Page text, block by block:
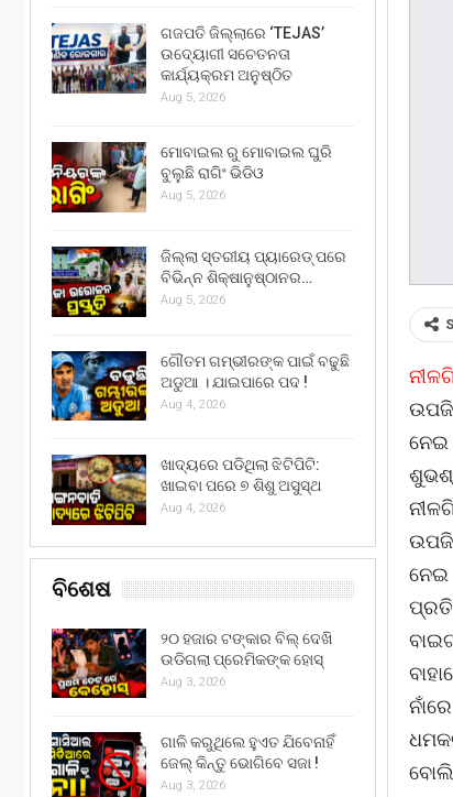
ନେଇ
ବୋଲି
ଗଜପତି ଜିଲ୍ଲାରେ ‘TEJAS’
ଉଦ୍ୟୋଗୀ ସଚେତନତା
କାର୍ଯ୍ୟକ୍ରମ ଅନୁଷ୍ଠିତ
Aug 5, 2026
ମୋବାଇଲ ରୁ ମୋବାଇଲ ଘୁରି
ବୁଲୁଛି ରାଗିଂ ଭିଡିଓ
Aug 5, 2026
ଜିଲ୍ଲା ସ୍ତରୀୟ ପ୍ୟାରେଡ୍ ପରେ
ବିଭିନ୍ନ ଶିକ୍ଷାନୁଷ୍ଠାନର…
Aug 5, 2026
ଗୌତମ ଗମ୍ଭୀରଙ୍କ ପାଇଁ ବଢୁଛି
ଅଡୁଆ । ଯାଇପାରେ ପଦ !
Aug 4, 2026
ଖାଦ୍ୟରେ ପଡିଥିଲା ଝିଟିପିଟି:
ଖାଇବା ପରେ ୭ ଶିଶୁ ଅସୁସ୍ଥ
Aug 4, 2026
ବିଶେଷ
୨୦ ହଜାର ଟଙ୍କାର ବିଲ୍ ଦେଖି
ଉଡିଗଲା ପ୍ରେମିକଙ୍କ ହୋସ୍
Aug 3, 2026
ଗାଳି କରୁଥିଲେ ହୁଏତ ଯିବେନାହିଁ
ଜେଲ୍ କିନ୍ତୁ ଭୋଗିବେ ସଜା !
Aug 3, 2026